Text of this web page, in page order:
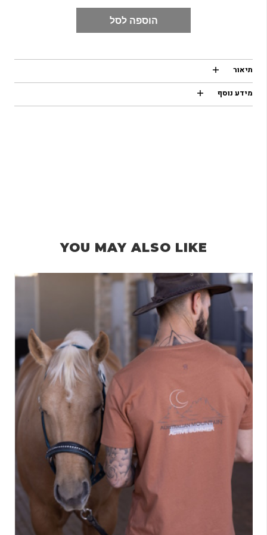
הוספה לסל
תיאור
מידע נוסף
YOU MAY ALSO LIKE